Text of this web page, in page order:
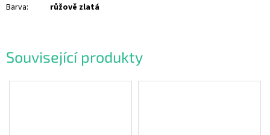
Související produkty
Barva: růžově zlatá